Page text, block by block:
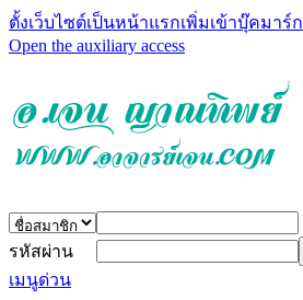
ตั้งเว็บไซต์เป็นหน้าแรกเพิ่มเข้าบุ๊คมาร์ก
Open the auxiliary access
รหัสผ่าน
เมนูด่วน